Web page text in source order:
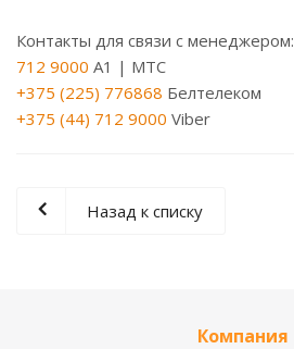
Контакты для связи с менеджером:
712 9000 A1 | МТС
+375 (225) 776868 Белтелеком
+375 (44) 712 9000 Viber
Назад к списку
Компания